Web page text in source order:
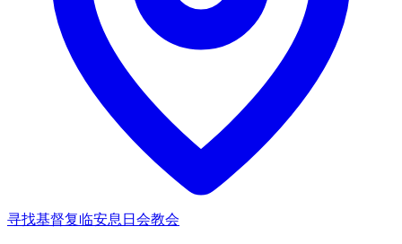
寻找基督复临安息日会教会